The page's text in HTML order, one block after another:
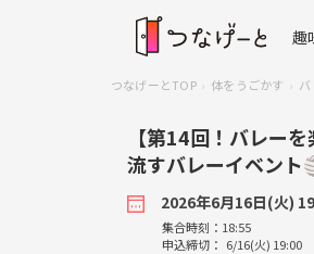
趣
つなげーとTOP 体をうごかす
【第14回！バレー
流すバレーイベン
2026年6月16日(火)
集合時刻：18:55
申込締切： 6/16(火) 19:00